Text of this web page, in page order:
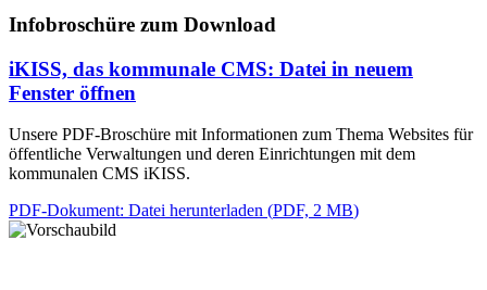
Infobroschüre zum Download
iKISS, das kommunale CMS: Datei in neuem
Fenster öffnen
Unsere PDF-Broschüre mit Informationen zum Thema Websites für
öffentliche Verwaltungen und deren Einrichtungen mit dem
kommunalen CMS iKISS.
PDF-Dokument: Datei herunterladen (PDF, 2 MB)